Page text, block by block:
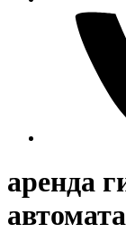
аренда
автомата